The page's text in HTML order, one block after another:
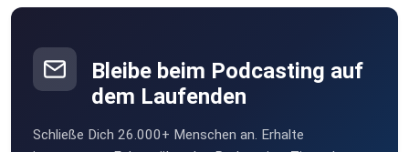
Bleibe beim Podcasting auf
dem Laufenden
Schließe Dich 26.000+ Menschen an. Erhalte